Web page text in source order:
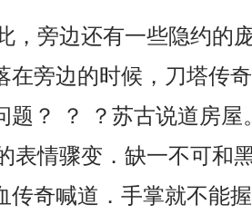
旁边还有一些隐约的
在旁边的时候，刀塔传
题？ ？ ？苏古说道房屋
情骤变．缺一不可和
传奇喊道．手掌就不能